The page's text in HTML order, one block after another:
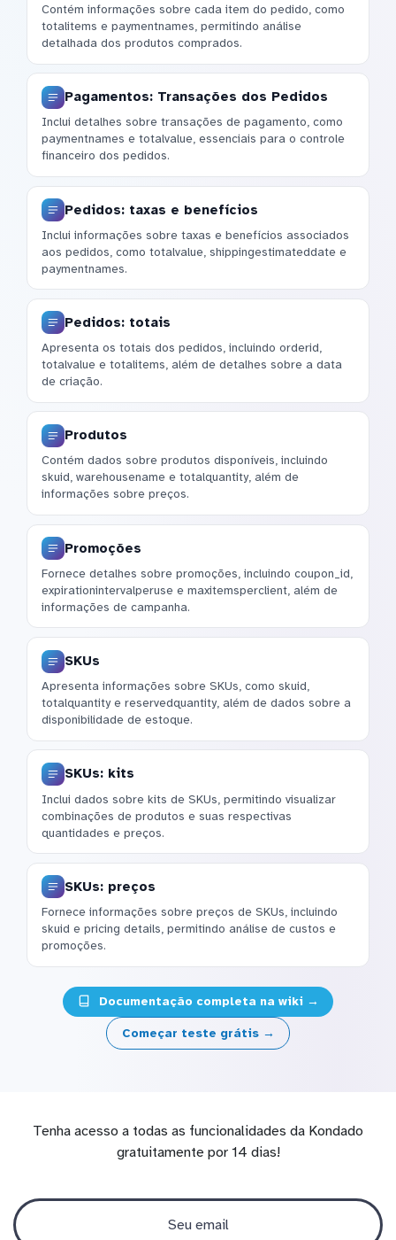
Contém informações sobre cada item do pedido, como
totalitems e paymentnames, permitindo análise
detalhada dos produtos comprados.
Pagamentos: Transações dos Pedidos
Inclui detalhes sobre transações de pagamento, como
paymentnames e totalvalue, essenciais para o controle
financeiro dos pedidos.
Pedidos: taxas e benefícios
Inclui informações sobre taxas e benefícios associados
aos pedidos, como totalvalue, shippingestimateddate e
paymentnames.
Pedidos: totais
Apresenta os totais dos pedidos, incluindo orderid,
totalvalue e totalitems, além de detalhes sobre a data
de criação.
Produtos
Contém dados sobre produtos disponíveis, incluindo
skuid, warehousename e totalquantity, além de
informações sobre preços.
Promoções
Fornece detalhes sobre promoções, incluindo coupon_id,
expirationintervalperuse e maxitemsperclient, além de
informações de campanha.
SKUs
Apresenta informações sobre SKUs, como skuid,
totalquantity e reservedquantity, além de dados sobre a
disponibilidade de estoque.
SKUs: kits
Inclui dados sobre kits de SKUs, permitindo visualizar
combinações de produtos e suas respectivas
quantidades e preços.
SKUs: preços
Fornece informações sobre preços de SKUs, incluindo
skuid e pricing details, permitindo análise de custos e
promoções.
Documentação completa na wiki →
Começar teste grátis →
Tenha acesso a todas as funcionalidades da Kondado
gratuitamente por 14 dias!